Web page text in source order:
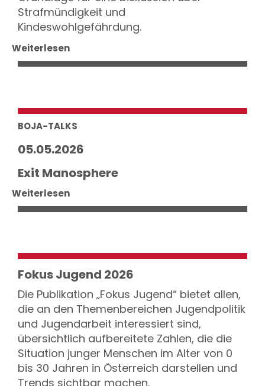
Strafmündigkeit und
Kindeswohlgefährdung.
Weiterlesen
BOJA-TALKS
05.05.2026
Exit Manosphere
Weiterlesen
Fokus Jugend 2026
Die Publikation „Fokus Jugend“ bietet allen,
die an den Themenbereichen Jugendpolitik
und Jugendarbeit interessiert sind,
übersichtlich aufbereitete Zahlen, die die
Situation junger Menschen im Alter von 0
bis 30 Jahren in Österreich darstellen und
Trends sichtbar machen.